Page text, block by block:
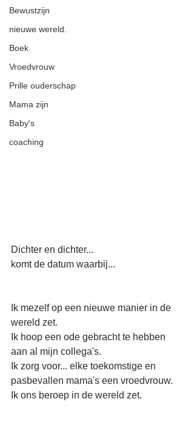
Bewustzijn
nieuwe wereld.
Boek
Vroedvrouw
Prille ouderschap
Mama zijn
Baby's
coaching
Dichter en dichter...
komt de datum waarbij...
Ik mezelf op een nieuwe manier in de
wereld zet.
Ik hoop een ode gebracht te hebben
aan al mijn collega's.
Ik zorg voor... elke toekomstige en
pasbevallen mama's een vroedvrouw.
Ik ons beroep in de wereld zet.